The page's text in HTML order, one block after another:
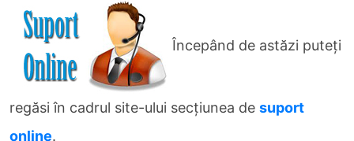
Începând de astăzi puteţi
regăsi în cadrul site-ului secţiunea de suport
online.